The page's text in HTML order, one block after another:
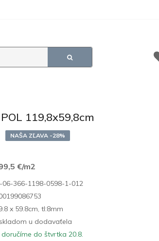
119,8x59,8cm
NAŠA ZĽAVA -28%
€/m2
06-366-1198-0598-1-012
x 59.8cm, tl:8mm
skladom u dodavaťela
doručíme do štvrtka 20.8.